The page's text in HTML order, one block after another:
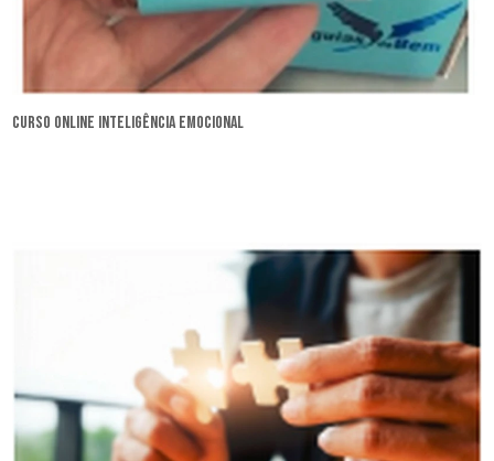
curso online inteligência emocional